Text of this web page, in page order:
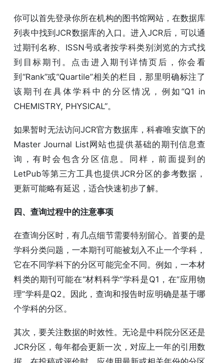
你可以首先登录你所在机构的图书馆网站，在数据库
列表中找到JCR数据库的入口。进入JCR后，可以通
过期刊名称、ISSN号或者按学科类别浏览的方式找
到目标期刊。点击进入期刊详情页后，你会看
到“Rank”或“Quartile”相关的栏目，那里明确标注了
该期刊在具体学科中的分区情况，例如“Q1 in
CHEMISTRY, PHYSICAL”。
如果暂时无法访问JCR官方数据库，科睿唯安旗下的
Master Journal List网站也提供基础的期刊信息查
询，有时会包含分区信息。同样，前面提到的
LetPub等第三方工具也提供JCR分区的参考数据，
更新可能略有延迟，适合快速初步了解。
四、查询过程中的注意事项
在查询分区时，有几点细节需要特别留心。首要的是
学科分类问题，一本期刊可能被划入不止一个学科，
它在不同学科下的分区可能完全不同。例如，一本材
料类的期刊可能在“材料科学”学科是Q1，在“应用物
理”学科是Q2。因此，查询和报告时应明确是基于哪
个学科的分区。
其次，要关注数据的时效性。无论是中科院分区还是
JCR分区，每年都会更新一次，对应上一年的引用数